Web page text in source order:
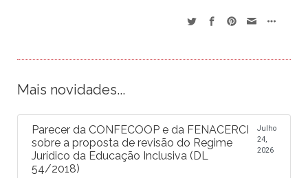
Mais novidades...
Parecer da CONFECOOP e da FENACERCI
sobre a proposta de revisão do Regime
Jurídico da Educação Inclusiva (DL
54/2018)
Julho
24,
2026